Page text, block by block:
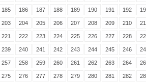
185 186 187 188 189 190 191 192
203 204 205 206 207 208 209 210
221 222 223 224 225 226 227 228
239 240 241 242 243 244 245 246
257 258 259 260 261 262 263 264
275 276 277 278 279 280 281 282